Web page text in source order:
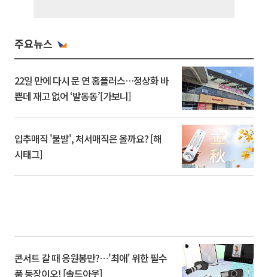
주요뉴스
22일 만에 다시 문 연 홈플러스…정상화 바
쁜데 재고 없어 ‘발동동’[가보니]
입추매직 '불발', 처서매직은 올까요? [해
시태그]
콘서트 갈 때 응원봉만?⋯'최애' 위한 필수
품 등장이오! [솔드아웃]